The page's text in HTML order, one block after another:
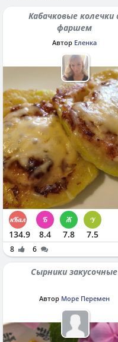
Кабачковые колечки с
фаршем
Автор Еленка
134.9 8.4 7.8 7.5
8 6
Сырники закусочные
Автор Море Перемен